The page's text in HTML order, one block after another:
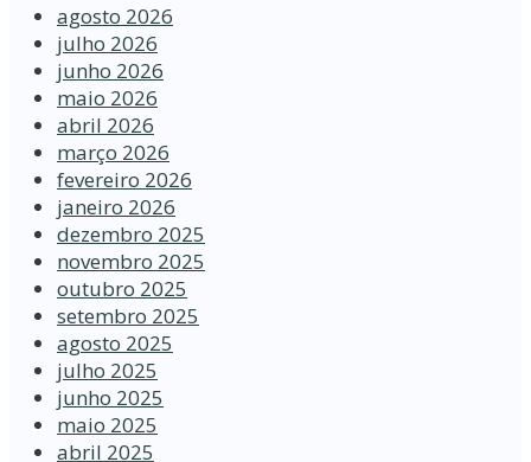
agosto 2026
julho 2026
junho 2026
maio 2026
abril 2026
março 2026
fevereiro 2026
janeiro 2026
dezembro 2025
novembro 2025
outubro 2025
setembro 2025
agosto 2025
julho 2025
junho 2025
maio 2025
abril 2025